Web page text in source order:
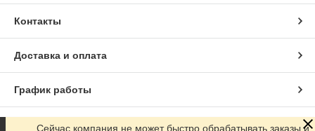
Контакты
Доставка и оплата
График работы
Полная версия сайта
Сейчас компания не может быстро обрабатывать заказы и